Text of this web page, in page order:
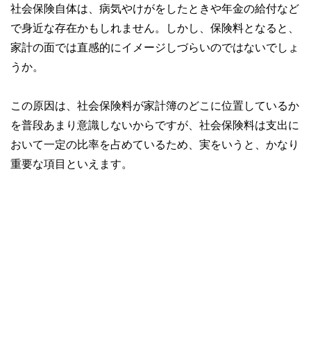
社会保険自体は、病気やけがをしたときや年金の給付など
で身近な存在かもしれません。しかし、保険料となると、
家計の面では直感的にイメージしづらいのではないでしょ
うか。
この原因は、社会保険料が家計簿のどこに位置しているか
を普段あまり意識しないからですが、社会保険料は支出に
おいて一定の比率を占めているため、実をいうと、かなり
重要な項目といえます。